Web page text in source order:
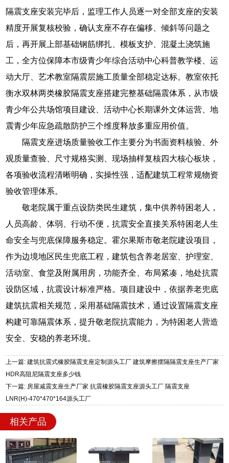
隔震支座安装完毕后，监理工作人员逐一对全部支座的安装
精度开展复核校验，确认支座不存在偏移、倾斜等问题之
后，再开展上部基础钢筋绑扎、模板支护、混凝土浇筑施
工，全方位保障本市级青少年综合活动中心科普教学楼、运
动大厅、艺术教室隔震层施工质量全部稳定达标。教室依托
衡水双林两类橡胶隔震支座搭建完整基础隔震体系，从市级
青少年公共场馆项目建设、活动中心长期课外文体运营、地
震青少年应急疏散防护三个维度释放多重应用价值。
隔震支座进场质量验收工作主要分为书面资料核验、外
观质量查验、尺寸规格实测、现场抽样复核四大核心板块，
各项验收流程清晰明确，实操性强，适配建筑工程常规物资
验收管理体系。
敬老院属于重点设防类民生建筑，集中供养特困老人，
人员高龄、体弱、行动不便，抗震安全直接关系特困老人生
命安全与兜底保障服务稳定。霍尔果斯市敬老院建设项目，
作为边境地区民生兜底工程，建筑包含养老居室、护理室、
活动室、食堂及附属用房，功能齐全、布局紧凑，地处抗震
设防区域，抗震设计标准严格。项目建设中，依据养老兜底
建筑抗震相关规范，采用基础隔震技术，通过设置隔震支座
构建可靠隔震体系，提升敬老院抗震能力，为特困老人营造
安全、安稳的养老环境。
上一篇: 建筑抗震式橡胶隔震支座定制源头工厂 建筑摩擦摆隔隔震支座生产厂家
HDR高阻尼隔震支座多少钱
下一篇: 房屋减震支座生产厂家 抗震橡胶隔震支座源头工厂 隔震支座
LNR(H)-470*470*164源头工厂
相关产品